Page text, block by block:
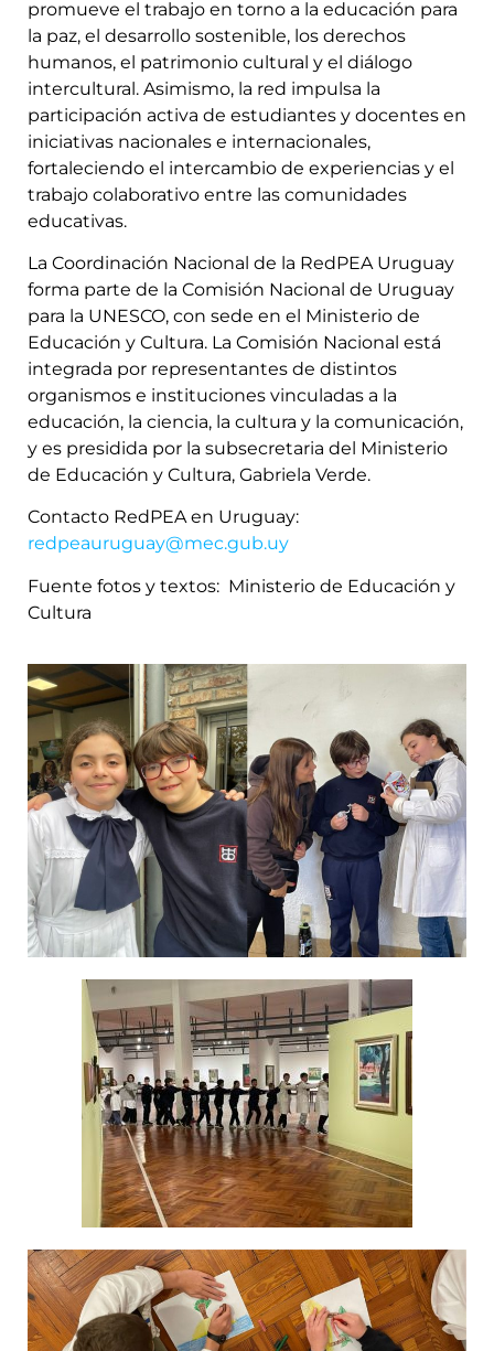
promueve el trabajo en torno a la educación para
la paz, el desarrollo sostenible, los derechos
humanos, el patrimonio cultural y el diálogo
intercultural. Asimismo, la red impulsa la
participación activa de estudiantes y docentes en
iniciativas nacionales e internacionales,
fortaleciendo el intercambio de experiencias y el
trabajo colaborativo entre las comunidades
educativas.
La Coordinación Nacional de la RedPEA Uruguay
forma parte de la Comisión Nacional de Uruguay
para la UNESCO, con sede en el Ministerio de
Educación y Cultura. La Comisión Nacional está
integrada por representantes de distintos
organismos e instituciones vinculadas a la
educación, la ciencia, la cultura y la comunicación,
y es presidida por la subsecretaria del Ministerio
de Educación y Cultura, Gabriela Verde.
Contacto RedPEA en Uruguay:
redpeauruguay@mec.gub.uy
Fuente fotos y textos: Ministerio de Educación y
Cultura